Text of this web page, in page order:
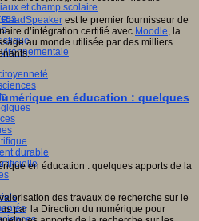
et champ scolaire
durable
ReadSpeaker est le premier fournisseur de
d’intégration certifié avec Moodle, la
au monde utilisée par des milliers
en éducation : quelques
des travaux de recherche sur le
par la Direction du numérique pour